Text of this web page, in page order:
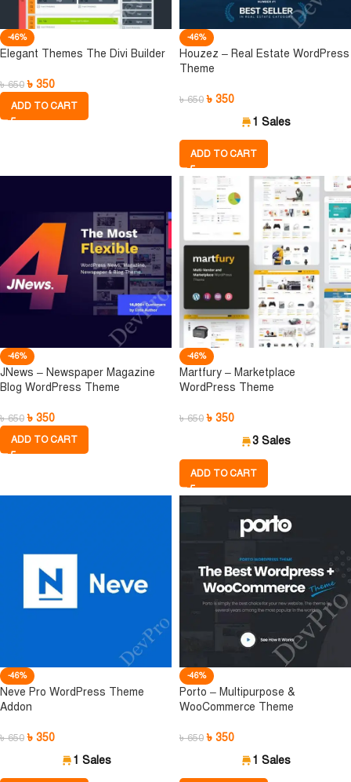
-46%
Elegant Themes The Divi Builder
৳650 ৳ 350
ADD TO CART
-46%
Houzez – Real Estate WordPress
Theme
৳650 ৳ 350
1 Sales
ADD TO CART
-46%
JNews – Newspaper Magazine
Blog WordPress Theme
৳650 ৳ 350
ADD TO CART
-46%
Martfury – Marketplace
WordPress Theme
৳650 ৳ 350
3 Sales
ADD TO CART
-46%
Neve Pro WordPress Theme
Addon
৳650 ৳ 350
1 Sales
-46%
Porto – Multipurpose &
WooCommerce Theme
৳650 ৳ 350
1 Sales